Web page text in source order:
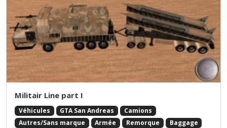
Militair Line part I
Véhicules GTA San Andreas
Camions
Autres/Sans marque
Armée Remorque
Baggage